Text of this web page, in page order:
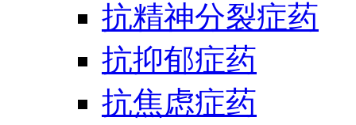
抗精神分裂症药
抗抑郁症药
抗焦虑症药